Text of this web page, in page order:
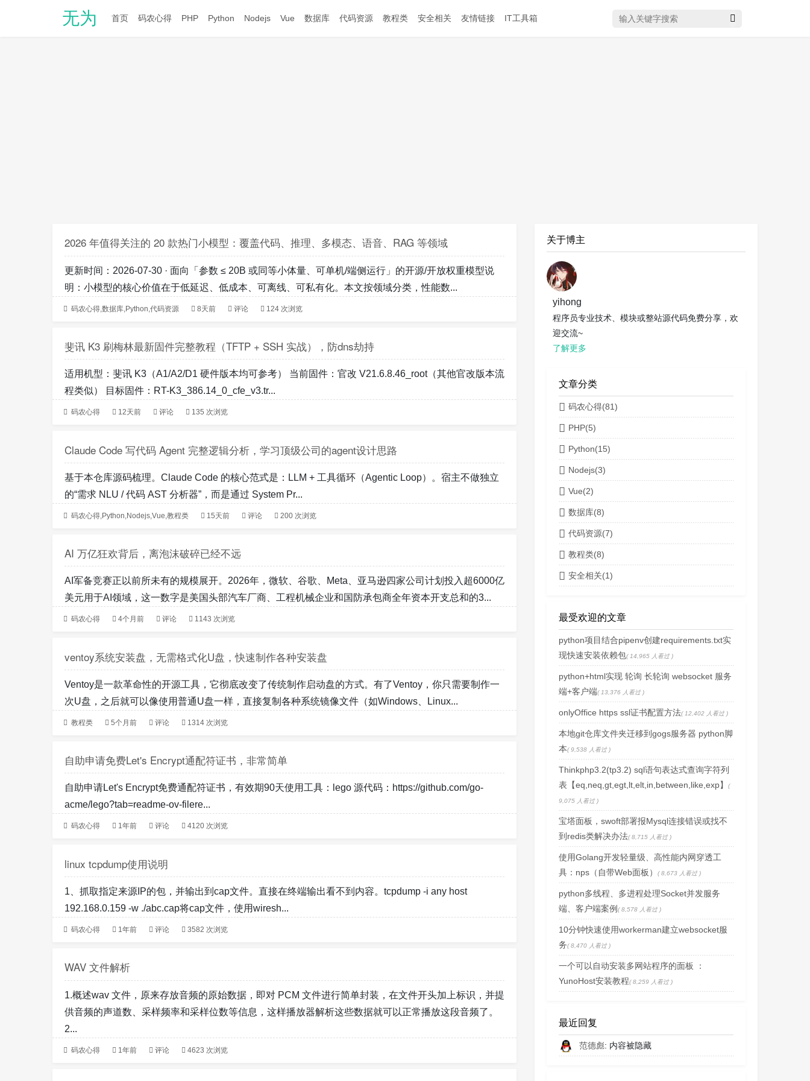
无为 首页 码农心得 PHP Python Nodejs Vue 数据库 代码资源 教程类 安全相关 友情链接 IT工具箱 搜索关键字
2026 年值得关注的 20 款热门小模型：覆盖代码、推理、多模态、语音、RAG 等领域
更新时间：2026-07-30 · 面向「参数 ≤ 20B 或同等小体量、可单机/端侧运行」的开源/开放权重模型说
明：小模型的核心价值在于低延迟、低成本、可离线、可私有化。本文按领域分类，性能数...
码农心得 ,数据库 Python ,代码资源 8天前 评论 124 次浏览
斐讯 K3 刷梅林最新固件完整教程（TFTP + SSH 实战），防dns劫持
适用机型：斐讯 K3（A1/A2/D1 硬件版本均可参考） 当前固件：官改 V21.6.8.46_root（其他官改版本流
程类似） 目标固件：RT-K3_386.14_0_cfe_v3.tr...
码农心得 12天前 评论 135 次浏览
Claude Code 写代码 Agent 完整逻辑分析，学习顶级公司的agent设计思路
基于本仓库源码梳理。Claude Code 的核心范式是：LLM + 工具循环（Agentic Loop）。宿主不做独立
的“需求 NLU / 代码 AST 分析器”，而是通过 System Pr...
码农心得 Python Nodejs ,Vue ,教程类 15天前 评论 200 次浏览
AI 万亿狂欢背后，离泡沫破碎已经不远
AI军备竞赛正以前所未有的规模展开。2026年，微软、谷歌、Meta、亚马逊四家公司计划投入超6000亿
美元用于AI领域，这一数字是美国头部汽车厂商、工程机械企业和国防承包商全年资本开支总和的3...
码农心得 4个月前 评论 1143 次浏览
ventoy系统安装盘，无需格式化U盘，快速制作各种安装盘
Ventoy是一款革命性的开源工具，它彻底改变了传统制作启动盘的方式。有了Ventoy，你只需要制作一
次U盘，之后就可以像使用普通U盘一样，直接复制各种系统镜像文件（如Windows、Linux...
教程类 5个月前 评论 1314 次浏览
自助申请免费Let's Encrypt通配符证书，非常简单
自助申请Let's Encrypt免费通配符证书，有效期90天使用工具：lego 源代码：https://github.com/go-
acme/lego?tab=readme-ov-filere...
码农心得 1年前 评论 4120 次浏览
linux tcpdump使用说明
1、抓取指定来源IP的包，并输出到cap文件。直接在终端输出看不到内容。tcpdump -i any host
192.168.0.159 -w ./abc.cap将cap文件，使用wiresh...
码农心得 1年前 评论 3582 次浏览
WAV 文件解析
1.概述wav 文件，原来存放音频的原始数据，即对 PCM 文件进行简单封装，在文件开头加上标识，并提
供音频的声道数、采样频率和采样位数等信息，这样播放器解析这些数据就可以正常播放这段音频了。
2...
码农心得 1年前 评论 4623 次浏览
关于博主
yihong
程序员专业技术、模块或整站源代码免费分享，欢
迎交流~
了解更多
文章分类
码农心得(81)
PHP(5)
Python(15)
Nodejs(3)
Vue(2)
数据库(8)
代码资源(7)
教程类(8)
安全相关(1)
最受欢迎的文章
python项目结合pipenv创建requirements.txt实
现快速安装依赖包( 14,965 人看过 )
python+html实现 轮询 长轮询 websocket 服务
端+客户端( 13,376 人看过 )
onlyOffice https ssl证书配置方法( 12,402 人看过 )
本地git仓库文件夹迁移到gogs服务器 python脚
本( 9,538 人看过 )
Thinkphp3.2(tp3.2) sql语句表达式查询字符列
表【eq,neq,gt,egt,lt,elt,in,between,like,exp】
(
9,075 人看过 )
宝塔面板，swoft部署报Mysql连接错误或找不
到redis类解决办法( 8,715 人看过 )
使用Golang开发轻量级、高性能内网穿透工
具：nps（自带Web面板）
( 8,673 人看过 )
python多线程、多进程处理Socket并发服务
端、客户端案例 ( 8,578 人看过 )
10分钟快速使用workerman建立websocket服
务( 8,470 人看过 )
一个可以自动安装多网站程序的面板 ：
YunoHost安装教程( 8,259 人看过 )
最近回复
范德彪: 内容被隐藏